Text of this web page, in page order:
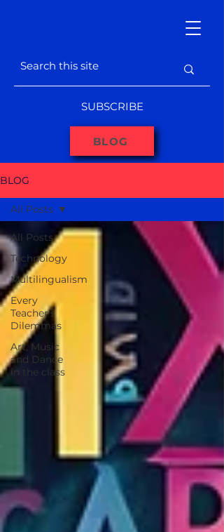
BLOG
SUBSCRIBE
BLOG
All Posts
Technology
Multilingualism
Every
Teacher's
Dilemmas
Art, Music
and Dance
in the class
All Posts